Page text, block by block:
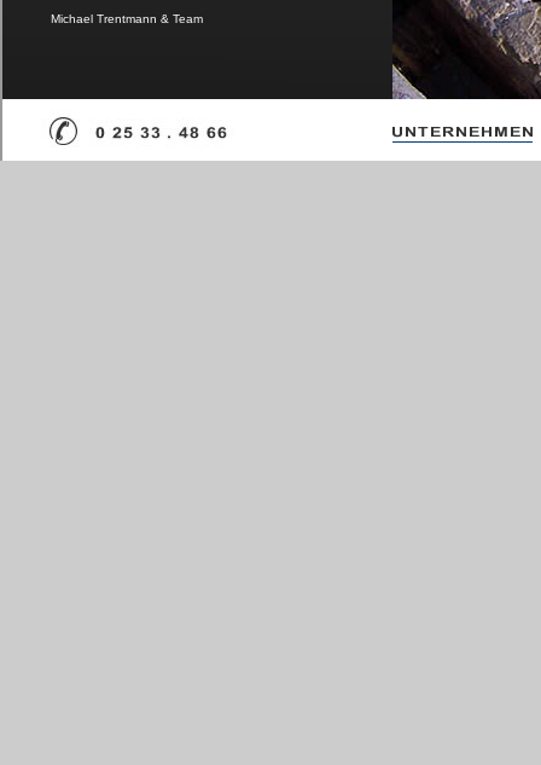
Michael Trentmann & Team